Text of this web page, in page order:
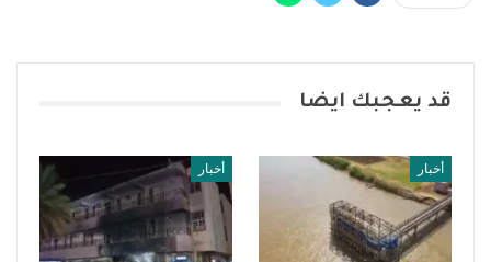
قد يعجبك ايضا
أخبار أخبار